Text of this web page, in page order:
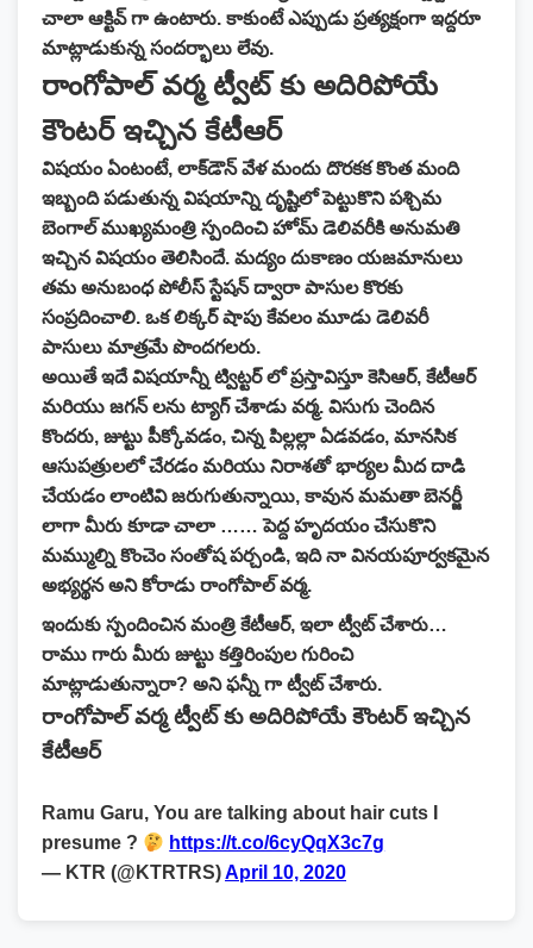
చాలా ఆక్టివ్ గా ఉంటారు. కాకుంటే ఎప్పుడు ప్రత్యక్షంగా ఇద్దరూ
మాట్లాడుకున్న సందర్భాలు లేవు.
రాంగోపాల్ వర్మ ట్వీట్ కు అదిరిపోయే
కౌంటర్ ఇచ్చిన కేటీఆర్
విషయం ఏంటంటే, లాక్‌డౌన్ వేళ మందు దొరకక కొంత మంది
ఇబ్బంది పడుతున్న విషయాన్ని దృష్టిలో పెట్టుకొని పశ్చిమ
బెంగాల్ ముఖ్యమంత్రి స్పందించి హోమ్ డెలివరీకి అనుమతి
ఇచ్చిన విషయం తెలిసిందే. మద్యం దుకాణం యజమానులు
తమ అనుబంధ పోలీస్ స్టేషన్ ద్వారా పాసుల కొరకు
సంప్రదించాలి. ఒక లిక్కర్ షాపు కేవలం మూడు డెలివరీ
పాసులు మాత్రమే పొందగలరు.
అయితే ఇదే విషయాన్నీ ట్విట్టర్ లో ప్రస్తావిస్తూ కెసిఆర్, కేటీఆర్
మరియు జగన్ లను ట్యాగ్ చేశాడు వర్మ. విసుగు చెందిన
కొందరు, జుట్టు పీక్కోవడం, చిన్న పిల్లల్లా ఏడవడం, మానసిక
ఆసుపత్రులలో చేరడం మరియు నిరాశతో భార్యల మీద దాడి
చేయడం లాంటివి జరుగుతున్నాయి, కావున మమతా బెనర్జీ
లాగా మీరు కూడా చాలా …… పెద్ద హృదయం చేసుకొని
మమ్ముల్ని కొంచెం సంతోష పర్చండి, ఇది నా వినయపూర్వకమైన
అభ్యర్థన అని కోరాడు రాంగోపాల్ వర్మ.
ఇందుకు స్పందించిన మంత్రి కేటీఆర్, ఇలా ట్వీట్ చేశారు…
రాము గారు మీరు జుట్టు కత్తిరింపుల గురించి
మాట్లాడుతున్నారా? అని ఫన్నీ గా ట్వీట్ చేశారు.
రాంగోపాల్ వర్మ ట్వీట్ కు అదిరిపోయే కౌంటర్ ఇచ్చిన
కేటీఆర్
Ramu Garu, You are talking about hair cuts I
presume ?
https://t.co/6cyQqX3c7g
— KTR (@KTRTRS)April 10, 2020